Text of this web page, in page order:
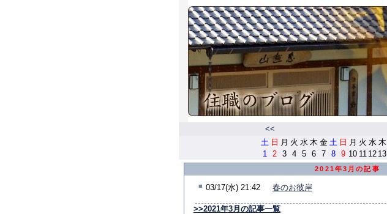
<<
土 日 月 火 水 木 金 土 日 月 火 水 木
1
2 3 4 5 6 7 8 9 10 11 12 13
2021年3月の記事
■ 03/17(水) 21:42 春のお彼岸
>>2021年3月の記事一覧